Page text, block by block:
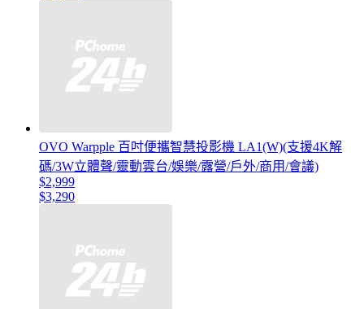
OVO Warpple 百吋便攜智慧投影機 LA1(W)(支援4K解
碼/3W立體聲/靈動雲台/娛樂/露營/戶外/商用/會議)
$2,999
$3,290